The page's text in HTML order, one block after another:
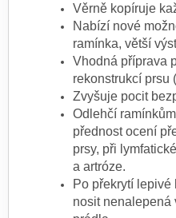
Věrně kopíruje
Nabízí nové
ramínka, větší
Vhodná příprava
rekonstrukcí prsu
Zvyšuje pocit
Odlehčí
přednost ocení
prsy, při
a artróze.
Po překrytí lepivé
nosit nenalepená